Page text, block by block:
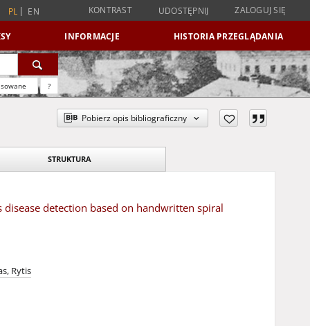
PL EN KONTRAST UDOSTĘPNIJ ZALOGUJ SIĘ
INFORMACJE HISTORIA PRZEGLĄDANIA
?
Pobierz opis bibliograficzny
STRUKTURA
detection based on handwritten spiral
Rytis